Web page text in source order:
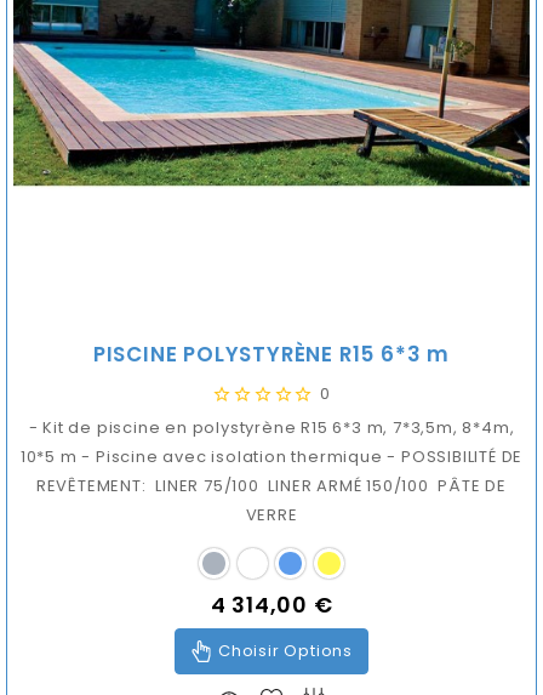
PISCINE POLYSTYRÈNE R15 6*3 m
0
- Kit de piscine en polystyrène R15 6*3 m, 7*3,5m, 8*4m,
10*5 m - Piscine avec isolation thermique - POSSIBILITÉ DE
REVÊTEMENT: LINER 75/100 LINER ARMÉ 150/100 PÂTE DE
VERRE
Prix
4 314,00 €
Choisir Options